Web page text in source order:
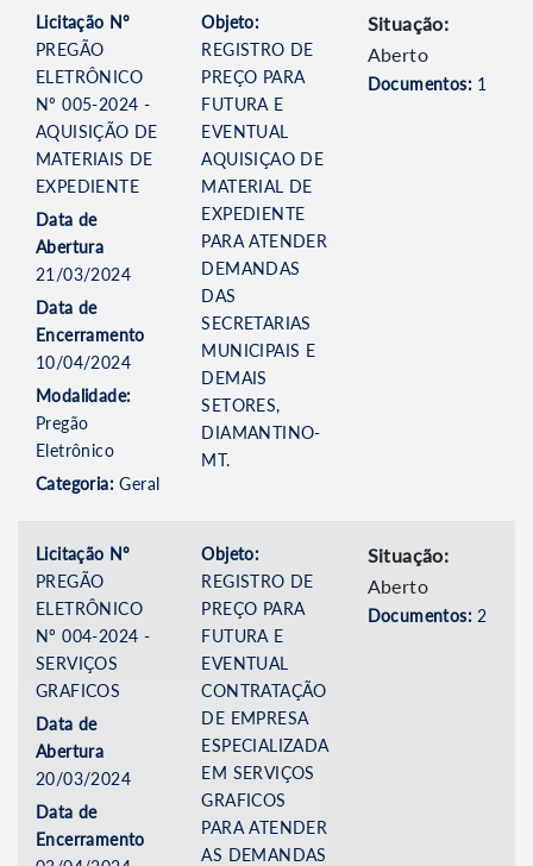
Licitação Nº
PREGÃO
ELETRÔNICO
Nº 005-2024 -
AQUISIÇÃO DE
MATERIAIS DE
EXPEDIENTE
Data de
Abertura
21/03/2024
Data de
Encerramento
10/04/2024
Modalidade:
Pregão
Eletrônico
Categoria:Geral
Objeto:
REGISTRO DE
PREÇO PARA
FUTURA E
EVENTUAL
AQUISIÇAO DE
MATERIAL DE
EXPEDIENTE
PARA ATENDER
DEMANDAS
DAS
SECRETARIAS
MUNICIPAIS E
DEMAIS
SETORES,
DIAMANTINO-
MT.
Situação:
Aberto
Documentos: 1
Licitação Nº
PREGÃO
ELETRÔNICO
Nº 004-2024 -
SERVIÇOS
GRAFICOS
Data de
Abertura
20/03/2024
Data de
Encerramento
Objeto:
REGISTRO DE
PREÇO PARA
FUTURA E
EVENTUAL
CONTRATAÇÃO
DE EMPRESA
ESPECIALIZADA
EM SERVIÇOS
GRAFICOS
PARA ATENDER
AS DEMANDAS
Situação:
Aberto
Documentos: 2